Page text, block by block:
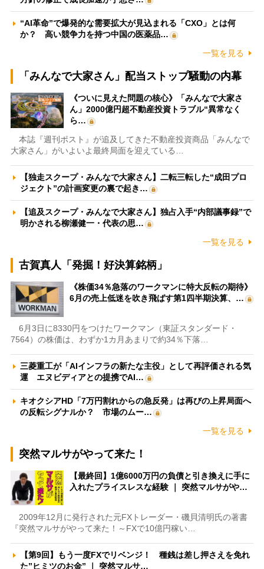
“AI革命”で爆発的な需要拡大が見込まれる「CXO」とは何
か？ 高い競争力を持つ中国の医薬品…
一覧を見る
「みんなで大家さん」配当ストップ騒動の内幕
《ついに見えた問題の核心》「みんなで大家さ
ん」2000億円超不動産投資トラブル“異常なく
ら…
本誌『週刊ポスト』が追及してきた不動産投資商品「みんなで
大家さん」がいよいよ最終局面を迎えている…
【独走スクープ・みんなで大家さん】二転三転した“成田プロ
ジェクト”の計画変更の裏で起き…
【追及スクープ・みんなで大家さん】独占入手“内部議事録”で
明かされる柳瀬健一・代表の思…
一覧を見る
古賀真人「発掘！好決算銘柄」
《株価34％急落のワークマンに特大反転の期待》
6月の売上低迷を吹き飛ばす第1四半期決算、…
6月3日に8330円をつけたワークマン（東証スタンダード・
7564）の株価は、わずか1カ月あまりで約34％下落…
三菱重工が「AIインフラの新たな主役」として再評価される気
運 エヌビディアとの提携でAI…
キオクシアHD「7万円割れからの急反発」は再びの上昇局面へ
の反転シグナルか？ 市場のムー…
一覧を見る
突然マルサがやって来た！
【最終回】1億6000万円の負債と引き換えに手に
入れたプライスレスな経験 ｜ 突然マルサがや…
2009年12月に発行された元FXトレーダー・磯貝清明氏の著書
『突然マルサがやって来た！～FXで10億円稼い…
【第9回】もう一度FXでリベンジ！ 種銭は差し押さえを免れ
た”ヒミツのお金” ｜ 突然マルサ…